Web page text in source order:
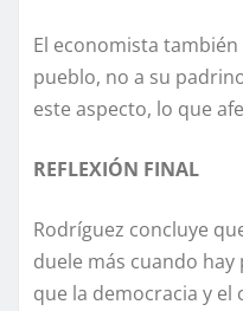
El economista
pueblo, no a su
este aspecto, lo que
REFLEXIÓN FINAL
Rodríguez concluye
duele más cuando
que la democracia y